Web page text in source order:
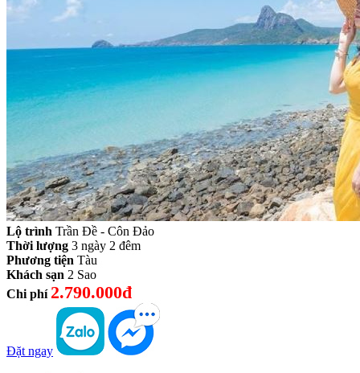
Lộ trình Trần Đề - Côn Đảo
Thời lượng 3 ngày 2 đêm
Phương tiện Tàu
Khách sạn 2 Sao
Chi phí 2.790.000đ
Đặt ngay